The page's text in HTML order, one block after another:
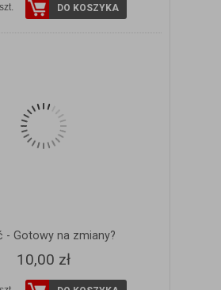
szt. DO KOSZYKA
- Gotowy na zmiany?
10,00 zł